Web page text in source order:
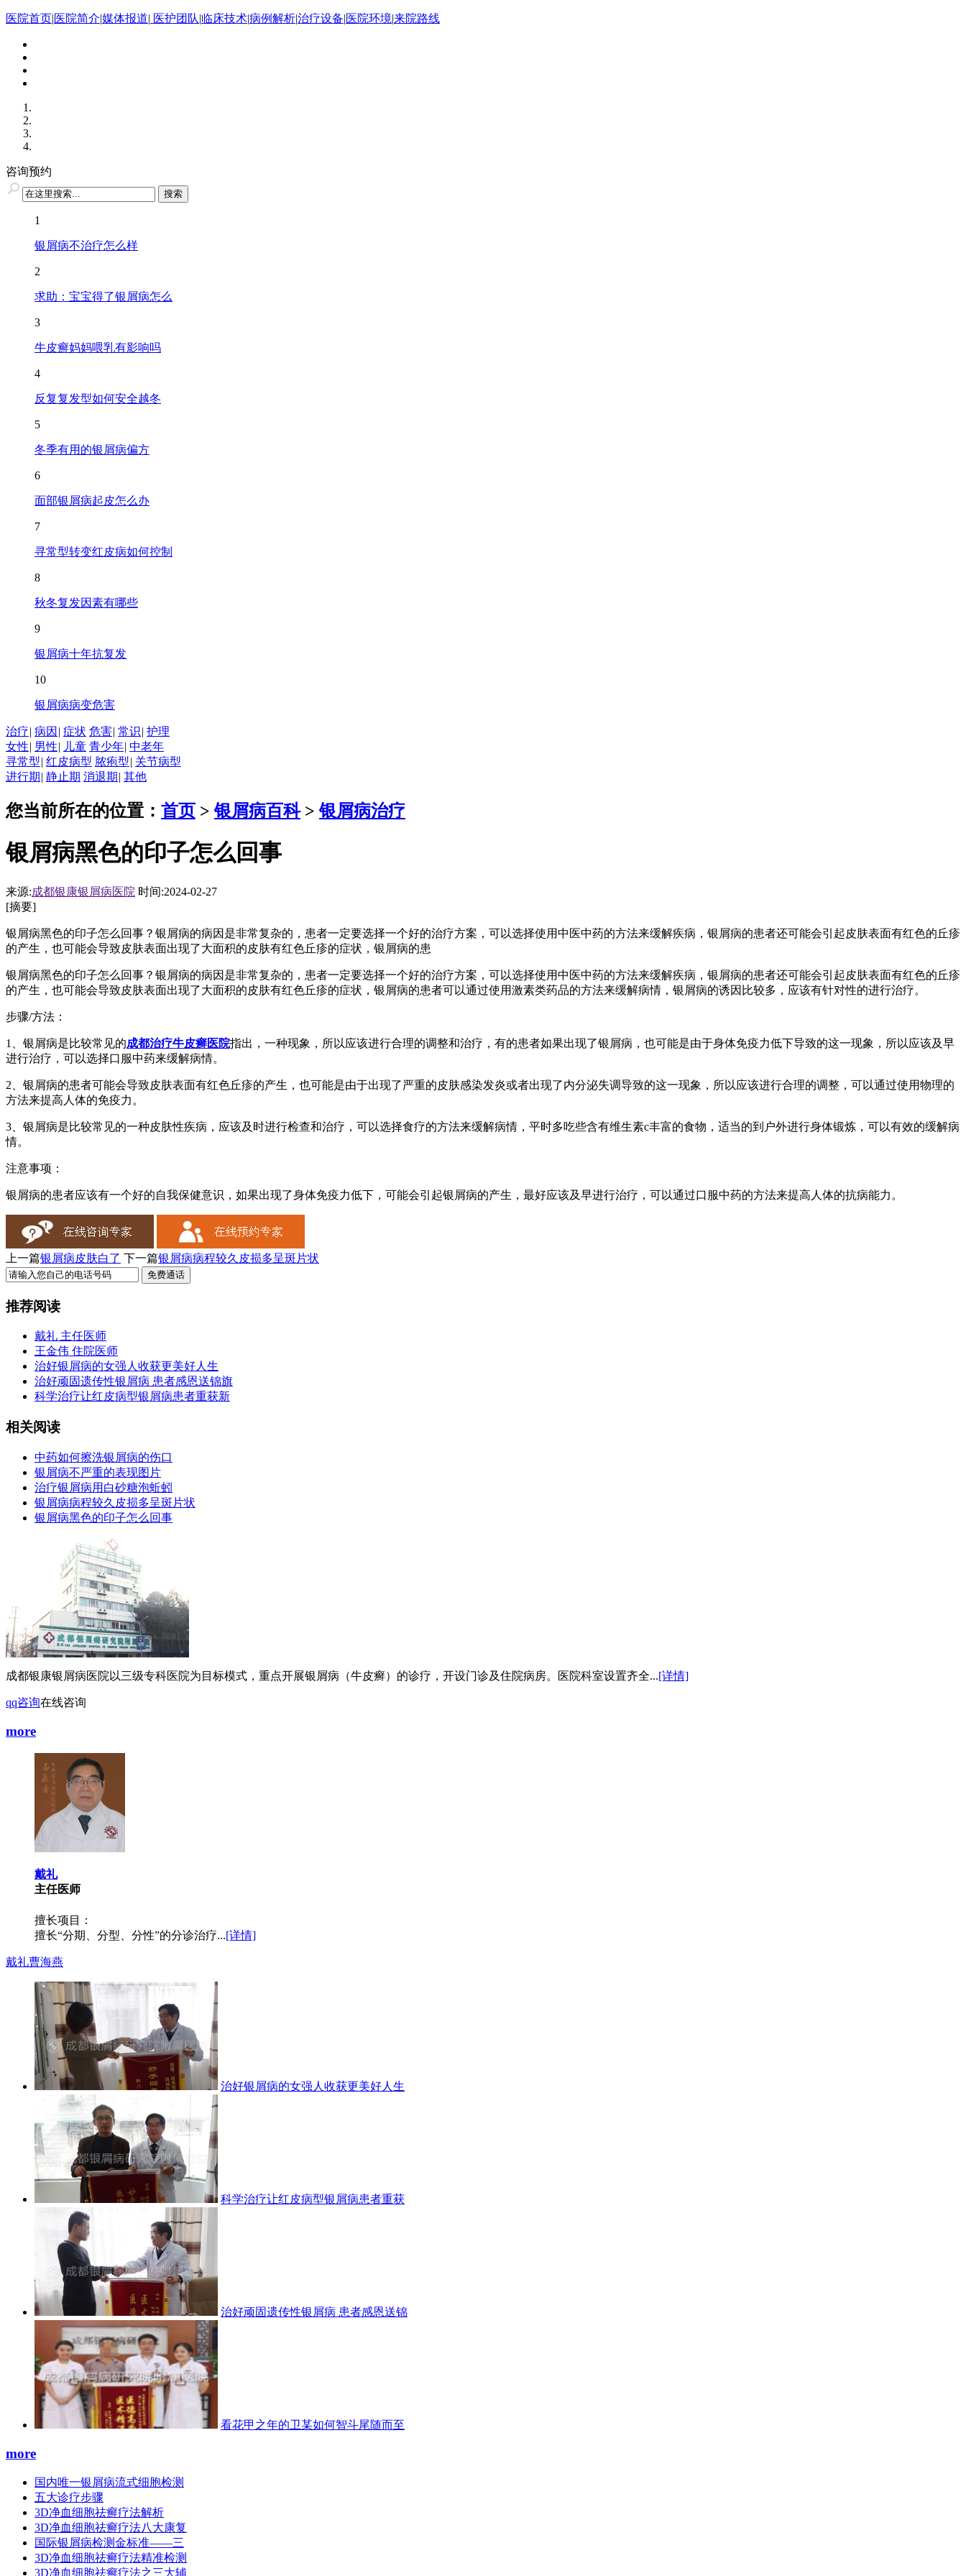
医院首页|医院简介|媒体报道| 医护团队|临床技术|病例解析|治疗设备|医院环境|来院路线
咨询预约
1
银屑病不治疗怎么样
2
求助：宝宝得了银屑病怎么
3
牛皮癣妈妈喂乳有影响吗
4
反复复发型如何安全越冬
5
冬季有用的银屑病偏方
6
面部银屑病起皮怎么办
7
寻常型转变红皮病如何控制
8
秋冬复发因素有哪些
9
银屑病十年抗复发
10
银屑病病变危害
治疗| 病因 | 症状 危害| 常识| 护理
女性| 男性| 儿童 青少年| 中老年
寻常型| 红皮病型 脓疱型| 关节病型
进行期 | 静止期 消退期 | 其他
您当前所在的位置： 首页 >银屑病百科>银屑病治疗
银屑病黑色的印子怎么回事
来源:成都银康银屑病医院 时间:2024-02-27
[摘要]
银屑病黑色的印子怎么回事？银屑病的病因是非常复杂的，患者一定要选择一个好的治疗方案，可以选择使用中医中药的方法来缓解疾病，银屑病的患者还可能会引起皮肤表面有红色的丘疹
的产生，也可能会导致皮肤表面出现了大面积的皮肤有红色丘疹的症状，银屑病的患
银屑病黑色的印子怎么回事？银屑病的病因是非常复杂的，患者一定要选择一个好的治疗方案，可以选择使用中医中药的方法来缓解疾病，银屑病的患者还可能会引起皮肤表面有红色的丘疹
的产生，也可能会导致皮肤表面出现了大面积的皮肤有红色丘疹的症状，银屑病的患者可以通过使用激素类药品的方法来缓解病情，银屑病的诱因比较多，应该有针对性的进行治疗。
步骤/方法：
1、银屑病是比较常见的成都治疗牛皮癣医院指出，一种现象，所以应该进行合理的调整和治疗，有的患者如果出现了银屑病，也可能是由于身体免疫力低下导致的这一现象，所以应该及早
进行治疗，可以选择口服中药来缓解病情。
2、银屑病的患者可能会导致皮肤表面有红色丘疹的产生，也可能是由于出现了严重的皮肤感染发炎或者出现了内分泌失调导致的这一现象，所以应该进行合理的调整，可以通过使用物理的
方法来提高人体的免疫力。
3、银屑病是比较常见的一种皮肤性疾病，应该及时进行检查和治疗，可以选择食疗的方法来缓解病情，平时多吃些含有维生素c丰富的食物，适当的到户外进行身体锻炼，可以有效的缓解病
情。
注意事项：
银屑病的患者应该有一个好的自我保健意识，如果出现了身体免疫力低下，可能会引起银屑病的产生，最好应该及早进行治疗，可以通过口服中药的方法来提高人体的抗病能力。
上一篇银屑病皮肤白了 下一篇银屑病病程较久皮损多呈斑片状
推荐阅读
戴礼 主任医师
王金伟 住院医师
治好银屑病的女强人收获更美好人生
治好顽固遗传性银屑病 患者感恩送锦旗
科学治疗让红皮病型银屑病患者重获新
相关阅读
中药如何擦洗银屑病的伤口
银屑病不严重的表现图片
治疗银屑病用白砂糖泡蚯蚓
银屑病病程较久皮损多呈斑片状
银屑病黑色的印子怎么回事
成都银康银屑病医院以三级专科医院为目标模式，重点开展银屑病（牛皮癣）的诊疗，开设门诊及住院病房。医院科室设置齐全...[详情]
qq咨询在线咨询
more
戴礼
主任医师
擅长项目：
擅长“分期、分型、分性”的分诊治疗...[详情]
戴礼曹海燕
治好银屑病的女强人收获更美好人生
科学治疗让红皮病型银屑病患者重获
治好顽固遗传性银屑病 患者感恩送锦
看花甲之年的卫某如何智斗尾随而至
more
国内唯一银屑病流式细胞检测
五大诊疗步骤
3D净血细胞祛癣疗法解析
3D净血细胞祛癣疗法八大康复
国际银屑病检测金标准——三
3D净血细胞祛癣疗法精准检测
3D净血细胞祛癣疗法之三大辅